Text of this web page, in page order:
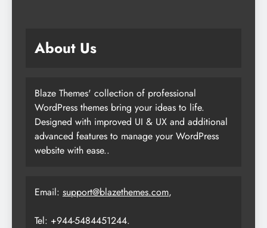
About Us
Blaze Themes' collection of professional
WordPress themes bring your ideas to life.
Designed with improved UI & UX and additional
advanced features to manage your WordPress
website with ease..
Email: support@blazethemes.com,
Tel: +944-5484451244.